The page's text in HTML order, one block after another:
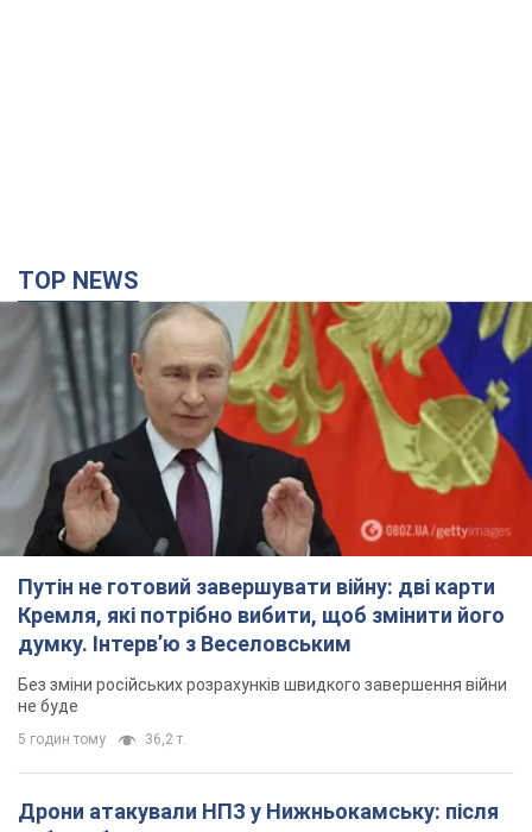
TOP NEWS
Путін не готовий завершувати війну: дві карти
Кремля, які потрібно вибити, щоб змінити його
думку. Інтерв’ю з Веселовським
Без зміни російських розрахунків швидкого завершення війни
не буде
5 годин тому 36,2 т.
Дрони атакували НПЗ у Нижньокамську: після